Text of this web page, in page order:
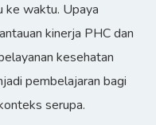
ke waktu. Upaya
kinerja PHC dan
kesehatan
pembelajaran bagi
serupa.